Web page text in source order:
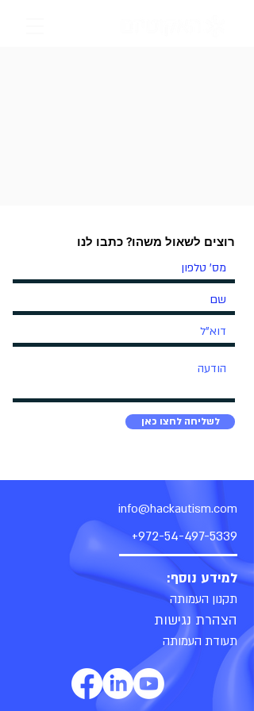
רוצים לשאול משהו? כתבו לנו
לשליחה לחצו כאן
למידע נוסף:
תקנון העמותה
הצהרת נגישות
info@hackautism.com
+972-54-497-5339
תעודת העמותה